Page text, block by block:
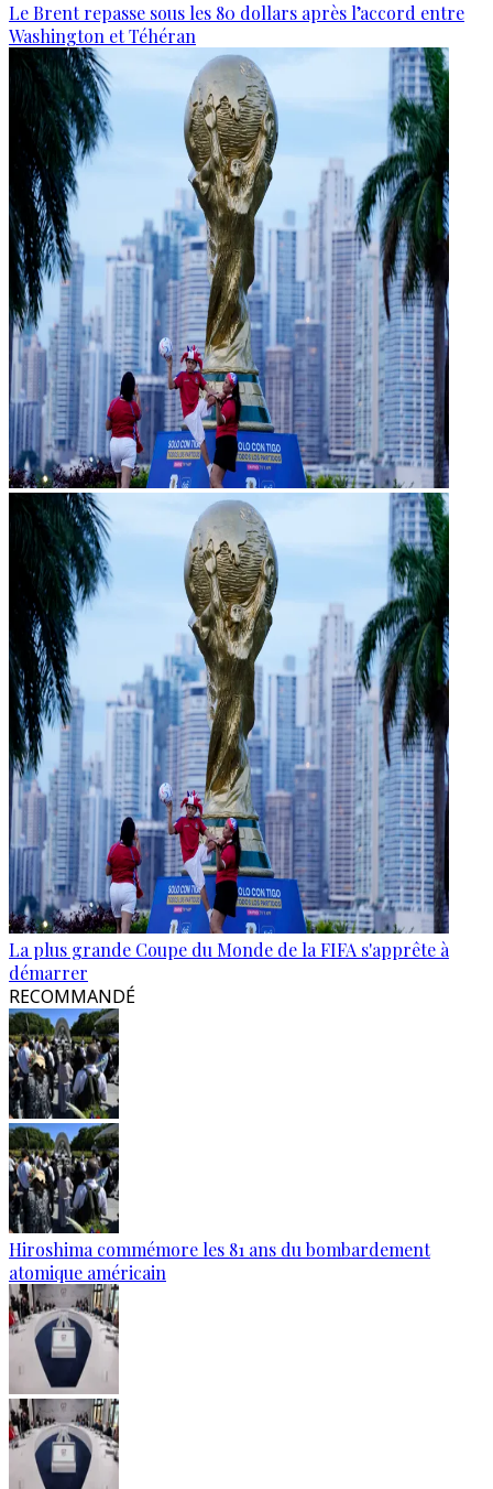
Le Brent repasse sous les 80 dollars après l’accord entre
Washington et Téhéran
La plus grande Coupe du Monde de la FIFA s'apprête à
démarrer
RECOMMANDÉ
Hiroshima commémore les 81 ans du bombardement
atomique américain